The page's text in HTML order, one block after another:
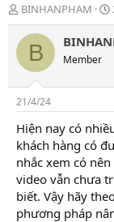
T
h
r
a
s
t
a
r
t
e
r
BINHANPHAM
B Member
21/4/24
Hiện nay có
khách hàng có
nhắc xem có
video vẫn chưa
biết. Vậy hãy
phương pháp